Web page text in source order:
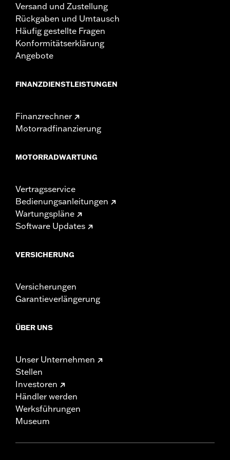
Versand und Zustellung
Rückgaben und Umtausch
Häufig gestellte Fragen
Konformitätserklärung
Angebote
FINANZDIENSTLEISTUNGEN
Finanzrechner
Motorradfinanzierung
MOTORRADWARTUNG
Vertragsservice
Bedienungsanleitungen
Wartungspläne
Software Updates
VERSICHERUNG
Versicherungen
Garantieverlängerung
ÜBER UNS
Unser Unternehmen
Stellen
Investoren
Händler werden
Werksführungen
Museum